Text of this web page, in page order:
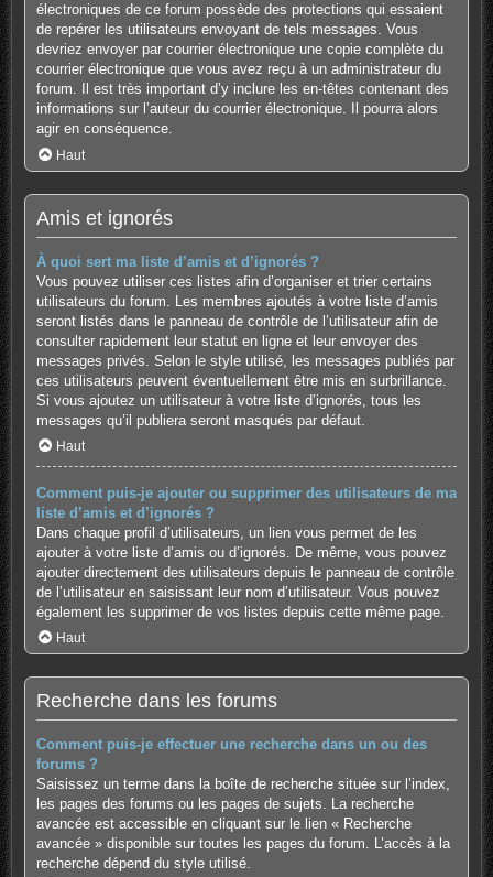
électroniques de ce forum possède des protections qui essaient
de repérer les utilisateurs envoyant de tels messages. Vous
devriez envoyer par courrier électronique une copie complète du
courrier électronique que vous avez reçu à un administrateur du
forum. Il est très important d’y inclure les en-têtes contenant des
informations sur l’auteur du courrier électronique. Il pourra alors
agir en conséquence.
Haut
Amis et ignorés
À quoi sert ma liste d’amis et d’ignorés ?
Vous pouvez utiliser ces listes afin d’organiser et trier certains
utilisateurs du forum. Les membres ajoutés à votre liste d’amis
seront listés dans le panneau de contrôle de l’utilisateur afin de
consulter rapidement leur statut en ligne et leur envoyer des
messages privés. Selon le style utilisé, les messages publiés par
ces utilisateurs peuvent éventuellement être mis en surbrillance.
Si vous ajoutez un utilisateur à votre liste d’ignorés, tous les
messages qu’il publiera seront masqués par défaut.
Haut
Comment puis-je ajouter ou supprimer des utilisateurs de ma
liste d’amis et d’ignorés ?
Dans chaque profil d’utilisateurs, un lien vous permet de les
ajouter à votre liste d’amis ou d’ignorés. De même, vous pouvez
ajouter directement des utilisateurs depuis le panneau de contrôle
de l’utilisateur en saisissant leur nom d’utilisateur. Vous pouvez
également les supprimer de vos listes depuis cette même page.
Haut
Recherche dans les forums
Comment puis-je effectuer une recherche dans un ou des
forums ?
Saisissez un terme dans la boîte de recherche située sur l’index,
les pages des forums ou les pages de sujets. La recherche
avancée est accessible en cliquant sur le lien « Recherche
avancée » disponible sur toutes les pages du forum. L’accès à la
recherche dépend du style utilisé.